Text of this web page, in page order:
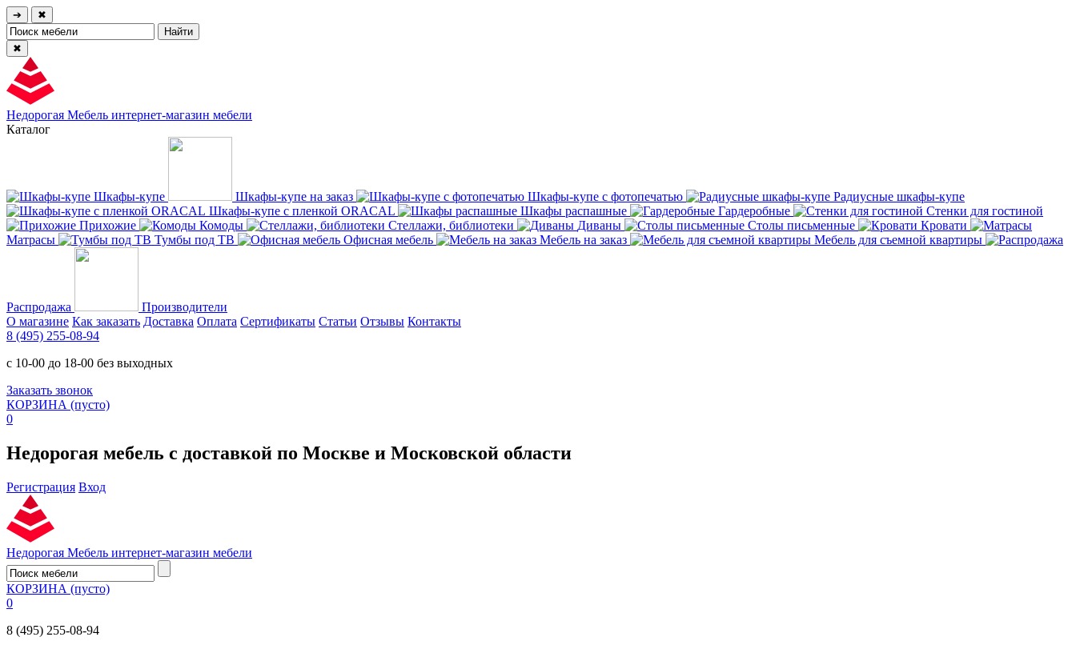
➔ ✖
✖
Недорогая Мебель интернет-магазин мебели
Каталог
Шкафы-купе Шкафы-купе на заказ Шкафы-купе с фотопечатью
Радиусные шкафы-купе
Шкафы-купе с пленкой ORACAL
Шкафы распашные Гардеробные
Стенки для гостиной
Прихожие
Комоды Стеллажи, библиотеки Диваны Столы письменные
Кровати
Матрасы
Тумбы под ТВ Офисная мебель Мебель на заказ Мебель для съемной квартиры
Распродажа
Производители
О магазине Как заказать Доставка Оплата Сертификаты Статьи Отзывы Контакты
8 (495) 255-08-94
с 10-00 до 18-00 без выходных
Заказать звонок
КОРЗИНА (пусто)
0
Недорогая мебель с доставкой по Москве и Московской области
Регистрация Вход
Недорогая Мебель интернет-магазин мебели
КОРЗИНА (пусто)
0
8 (495) 255-08-94